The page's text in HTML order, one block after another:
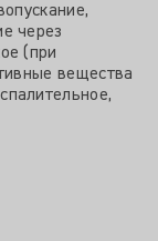
через
(при
вещества